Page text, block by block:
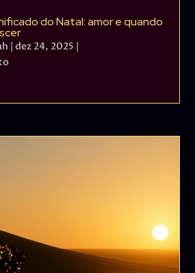
do Natal: amor e quando
|dez 24, 2025